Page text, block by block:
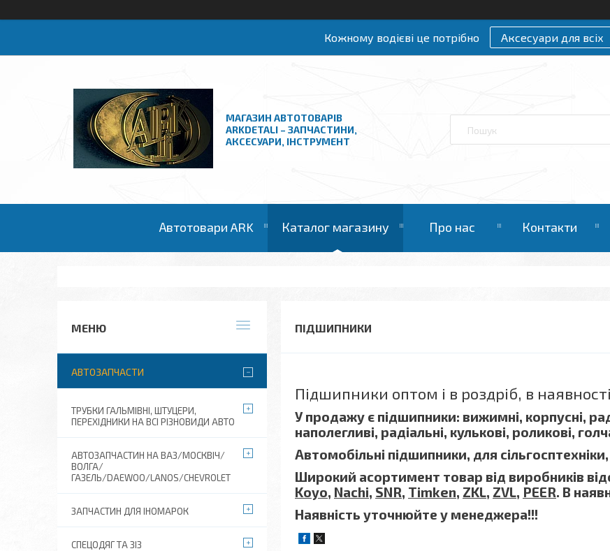
Кожному водієві це потрібно Аксесуари для всіх
МАГАЗИН АВТОТОВАРІВ
ARKDETALI – ЗАПЧАСТИНИ,
АКСЕСУАРИ, ІНСТРУМЕНТ
Автотовари ARK Каталог магазину Про нас Контакти
ПІДШИПНИКИ
Підшипники оптом і в роздріб, в
У продажу є підшипники: вижимні, корпусні,
наполегливі, радіальні, кулькові, роликові,
Автомобільні підшипники, для
Широкий асортимент товар від виробників
Koyo, Nachi, SNR, Timken, ZKL, ZVL, PEER. В
Наявність уточнюйте у менеджера!!!
АВТОЗАПЧАСТИ
ТРУБКИ ГАЛЬМІВНІ, ШТУЦЕРИ,
ПЕРЕХІДНИКИ НА ВСІ РІЗНОВИДИ АВТО
АВТОЗАПЧАСТИН НА ВАЗ/МОСКВІЧ/
ВОЛГА/
ГАЗЕЛЬ/DAEWOO/LANOS/CHEVROLET
ЗАПЧАСТИН ДЛЯ ІНОМАРОК
СПЕЦОДЯГ ТА ЗІЗ